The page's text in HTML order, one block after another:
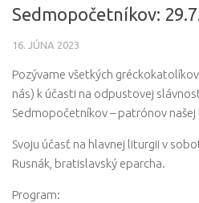
Sedmopočetníkov:
16. JÚNA 2023
Pozývame všetkých
nás) k účasti na odpustovej
Sedmopočetníkov – patrónov
Svoju účasť na hlavnej liturgii v
Rusnák, bratislavský eparcha.
Program: